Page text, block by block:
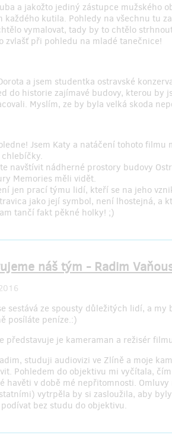
a jakožto jediný zástupce mužského
každého kutila. Pohledy na všechnu tu
vymalovat, tady by to chtělo
zvlašť při pohledu na mladé tanečnice!
a jsem studentka ostravské
do historie zajímavé budovy, kterou
Myslím, ze by byla velká skoda
Jsem Katy a natáčení tohoto
navštívit nádherné prostory budovy
Memories měli vidět.
jen prací týmu lidí, kteří se na jeho
jako její symbol, není lhostejná, a
tančí fakt pěkné holky! ;)
náš tým - Radim
sestává ze spousty důležitých lidí, a
posíláte peníze.:)
představuje je kameraman a režisér
studuji audiovizi ve Zlíně a moje
Pohledem do objektivu mi vyčítala,
havěti v době mé nepřitomnosti.
vytrpěla by si zasloužila, aby
bez studu do objektivu.